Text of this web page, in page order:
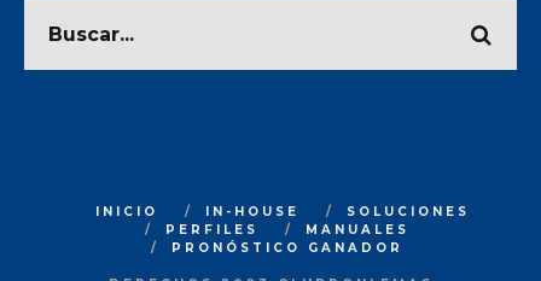
INICIO IN-HOUSE
SOLUCIONES
PERFILES
MANUALES
PRONÓSTICO GANADOR